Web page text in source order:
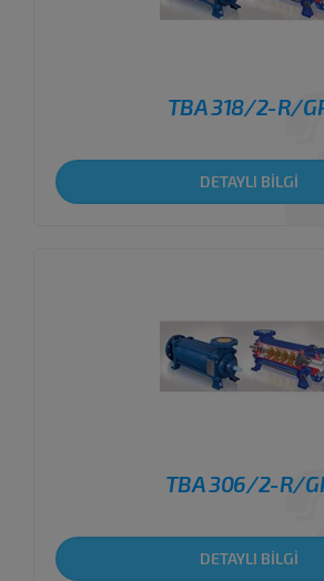
TBA 318/2-R/
DETAYLI BİLGİ
TBA 306/2-R/
DETAYLI BİLGİ